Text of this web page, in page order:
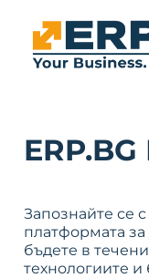
Запознайте се
платформата
бъдете в
технологиите и